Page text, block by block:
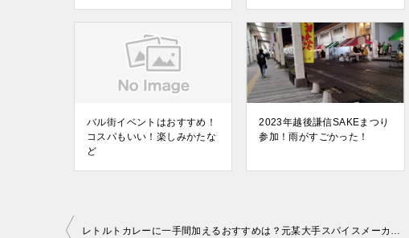
バル街イベントはおすすめ！
コスパもいい！楽しみかたな
ど
2023年越後謙信SAKEまつり
参加！雨がすごかった！
レトルトカレーに一手間加えるおすすめは？元某大手スパイスメーカーに勤めていらした方に聞いちゃいました。